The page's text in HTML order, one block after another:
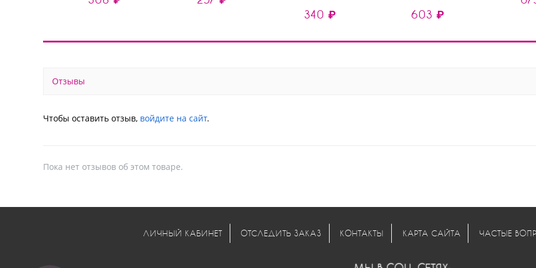
340 ₽ 603 ₽
Отзывы
Чтобы оставить отзыв, войдите на сайт.
Пока нет отзывов об этом товаре.
ЛИЧНЫЙ КАБИНЕТ ОТСЛЕДИТЬ ЗАКАЗ КОНТАКТЫ КАРТА САЙТА ЧАСТЫЕ